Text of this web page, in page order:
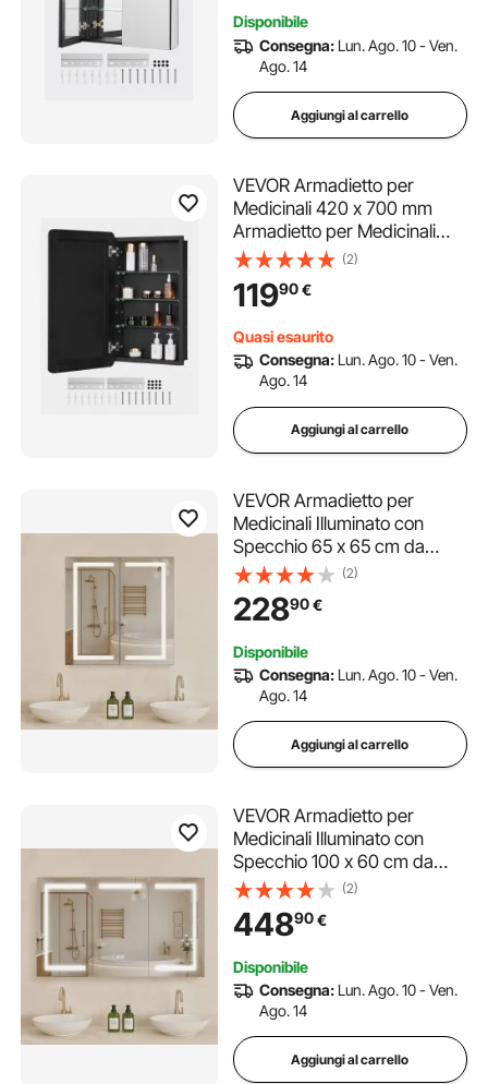
Alluminio
Disponibile
Consegna: Lun. Ago. 10 - Ven.
Ago. 14
Aggiungi al carrello
VEVOR Armadietto per
Medicinali 420 x 700 mm
Armadietto per Medicinali
con Specchio, Anta a
Specchio e Ripiani in Vetro
Regolabili, Installazione a
Alluminio di Alta Qualità
(2)
11990€
Quasi esaurito
Consegna: Lun. Ago. 10 - Ven.
Ago. 14
Aggiungi al carrello
VEVOR Armadietto per
Medicinali Illuminato con
Specchio 65 x 65 cm da
Incasso o da Parete con LED
Dimmerabile a 3 Colori
Funzione di Memoria,
Bagno
(2)
22890€
Disponibile
Consegna: Lun. Ago. 10 - Ven.
Ago. 14
Aggiungi al carrello
VEVOR Armadietto per
Medicinali Illuminato con
Specchio 100 x 60 cm da
Incasso o da Parete con LED
Dimmerabile a 3 Colori
Funzione di Memoria,
Bagno
(2)
44890€
Disponibile
Consegna: Lun. Ago. 10 - Ven.
Ago. 14
Aggiungi al carrello